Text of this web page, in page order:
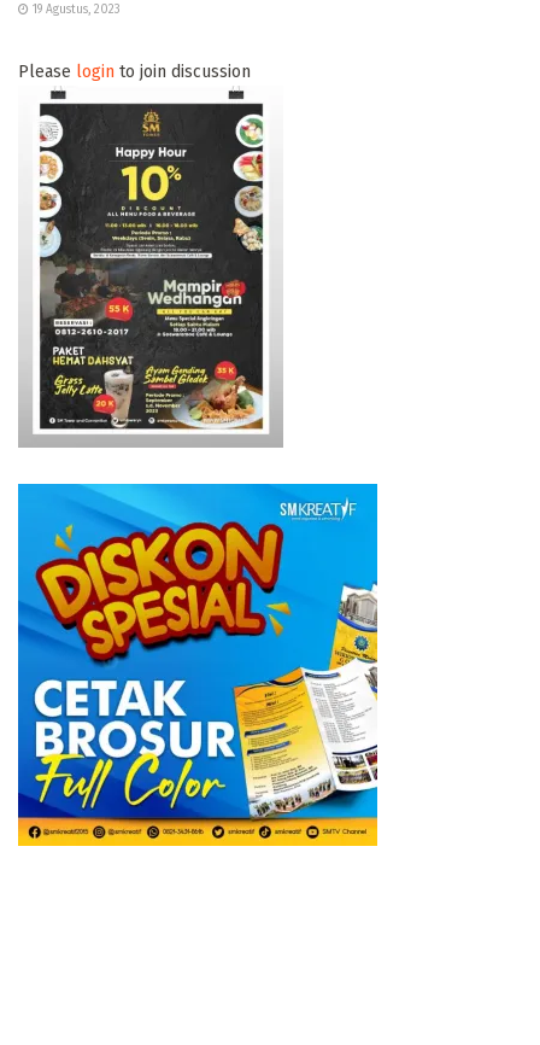
19 Agustus, 2023
Please login to join discussion